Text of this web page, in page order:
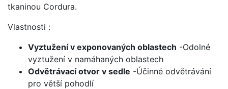
tkaninou Cordura.
Vlastnosti :
Vyztužení v exponovaných oblastech -Odolné
vyztužení v namáhaných oblastech
Odvětrávací otvor v sedle -Účinné odvětrávání
pro větší pohodlí